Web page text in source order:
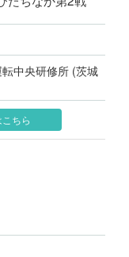
中央研修所 (茨城
ちら